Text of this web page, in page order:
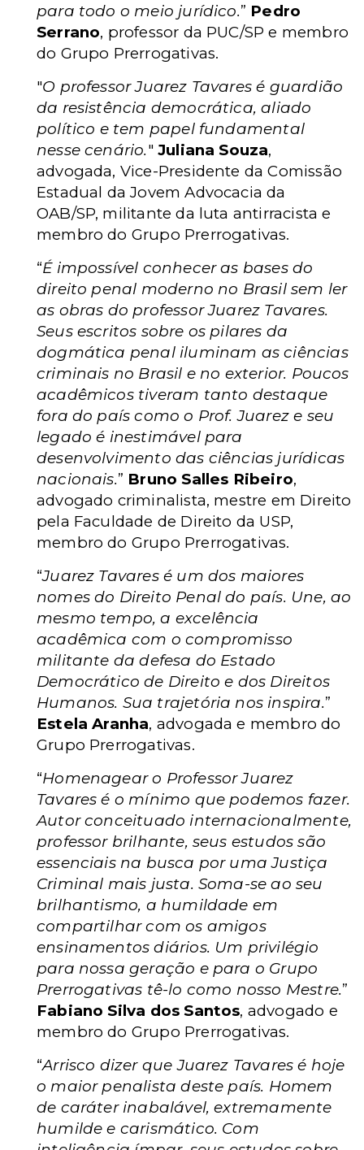
para todo o meio jurídico.” Pedro
Serrano, professor da PUC/SP e membro
do Grupo Prerrogativas.
"O professor Juarez Tavares é guardião
da resistência democrática, aliado
político e tem papel fundamental
nesse cenário." Juliana Souza,
advogada, Vice-Presidente da Comissão
Estadual da Jovem Advocacia da
OAB/SP, militante da luta antirracista e
membro do Grupo Prerrogativas.
“É impossível conhecer as bases do
direito penal moderno no Brasil sem ler
as obras do professor Juarez Tavares.
Seus escritos sobre os pilares da
dogmática penal iluminam as ciências
criminais no Brasil e no exterior. Poucos
acadêmicos tiveram tanto destaque
fora do país como o Prof. Juarez e seu
legado é inestimável para
desenvolvimento das ciências jurídicas
nacionais.” Bruno Salles Ribeiro,
advogado criminalista, mestre em Direito
pela Faculdade de Direito da USP,
membro do Grupo Prerrogativas.
“Juarez Tavares é um dos maiores
nomes do Direito Penal do país. Une, ao
mesmo tempo, a excelência
acadêmica com o compromisso
militante da defesa do Estado
Democrático de Direito e dos Direitos
Humanos. Sua trajetória nos inspira.”
Estela Aranha, advogada e membro do
Grupo Prerrogativas.
“Homenagear o Professor Juarez
Tavares é o mínimo que podemos fazer.
Autor conceituado internacionalmente,
professor brilhante, seus estudos são
essenciais na busca por uma Justiça
Criminal mais justa. Soma-se ao seu
brilhantismo, a humildade em
compartilhar com os amigos
ensinamentos diários. Um privilégio
para nossa geração e para o Grupo
Prerrogativas tê-lo como nosso Mestre.”
Fabiano Silva dos Santos, advogado e
membro do Grupo Prerrogativas.
“Arrisco dizer que Juarez Tavares é hoje
o maior penalista deste país. Homem
de caráter inabalável, extremamente
humilde e carismático. Com